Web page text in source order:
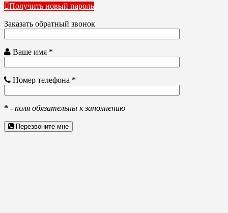
Получить новый пароль
Заказать обратный звонок
Ваше имя *
Номер телефона *
* - поля обязательны к заполнению
Перезвоните мне